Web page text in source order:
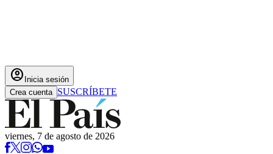
account_circle Inicia sesión
Crea cuenta SUSCRÍBETE
viernes, 7 de agosto de 2026